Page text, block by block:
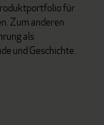
für
Zum anderen
als
und Geschichte.